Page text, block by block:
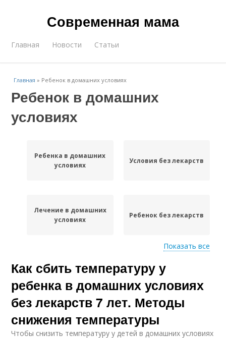
Современная мама
Главная Новости Статьи
Главная » Ребенок в домашних условиях
Ребенок в домашних
условиях
Ребенка в домашних
условиях
Условия без лекарств
Лечение в домашних
условиях
Ребенок без лекарств
Условия при ангине
Года в домашних
условиях
Температура в
Ребенок с помощью
Показать все
Как сбить температуру у
ребенка в домашних условиях
без лекарств 7 лет. Методы
снижения температуры
Чтобы снизить температуру у детей в домашних условиях